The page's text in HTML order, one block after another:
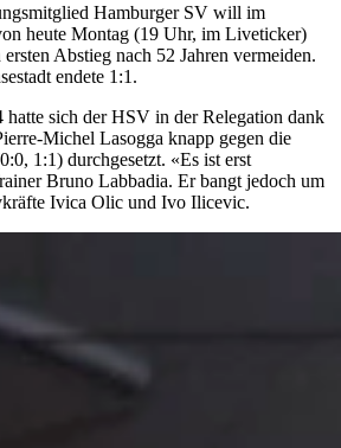
Hamburger SV will im
heute Montag (19 Uhr, im Liveticker)
Abstieg nach 52 Jahren vermeiden.
endete 1:1.
hatte sich der HSV in der Relegation dank
Michel Lasogga knapp gegen die
1:1) durchgesetzt. «Es ist erst
Bruno Labbadia. Er bangt jedoch um
Ivica Olic und Ivo Ilicevic.